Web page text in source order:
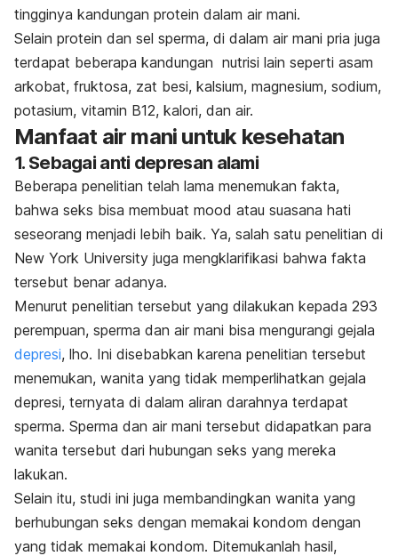
tingginya kandungan protein dalam air mani.
Selain protein dan sel sperma, di dalam air mani pria juga
terdapat beberapa kandungan nutrisi lain seperti asam
arkobat, fruktosa, zat besi, kalsium, magnesium, sodium,
potasium, vitamin B12, kalori, dan air.
Manfaat air mani untuk kesehatan
1. Sebagai anti depresan alami
Beberapa penelitian telah lama menemukan fakta,
bahwa seks bisa membuat mood atau suasana hati
seseorang menjadi lebih baik. Ya, salah satu penelitian di
New York University juga mengklarifikasi bahwa fakta
tersebut benar adanya.
Menurut penelitian tersebut yang dilakukan kepada 293
perempuan, sperma dan air mani bisa mengurangi gejala
depresi, lho. Ini disebabkan karena penelitian tersebut
menemukan, wanita yang tidak memperlihatkan gejala
depresi, ternyata di dalam aliran darahnya terdapat
sperma. Sperma dan air mani tersebut didapatkan para
wanita tersebut dari hubungan seks yang mereka
lakukan.
Selain itu, studi ini juga membandingkan wanita yang
berhubungan seks dengan memakai kondom dengan
yang tidak memakai kondom. Ditemukanlah hasil,